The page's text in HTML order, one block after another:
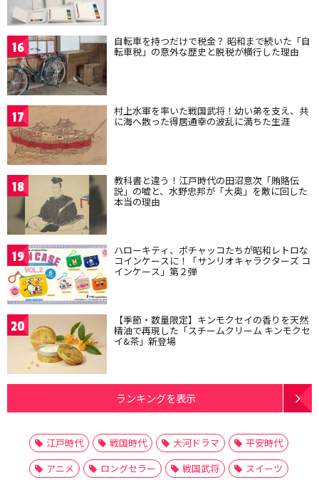
16 自転車を持つだけで税金？ 昭和まで続いた「自
転車税」の意外な歴史と脱税が横行した理由
17 村上水軍を率いた戦国武将！幼い弟を支え、共
に海へ散った得居通幸の波乱に満ちた生涯
18 教科書と違う！江戸時代の田沼意次「賄賂伝
説」の嘘と、水野忠邦が「大奥」を敵に回した
本当の理由
19 ハローキティ、ポチャッコたちが昭和レトロな
コインケースに！「サンリオキャラクターズ コ
インケース」第２弾
20 【季節・数量限定】キンモクセイの香りを天然
精油で再現した「スチームクリーム キンモクセ
イ&茶」新登場
ランキングを表示
江戸時代 戦国時代 大河ドラマ
平安時代
アニメ
ロングセラー 戦国武将
スイーツ